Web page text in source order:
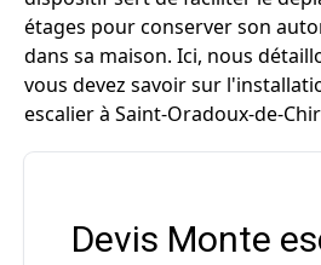
étages pour conserver son
dans sa maison. Ici, nous
vous devez savoir sur
escalier à Saint-Oradoux-de-
Devis Monte